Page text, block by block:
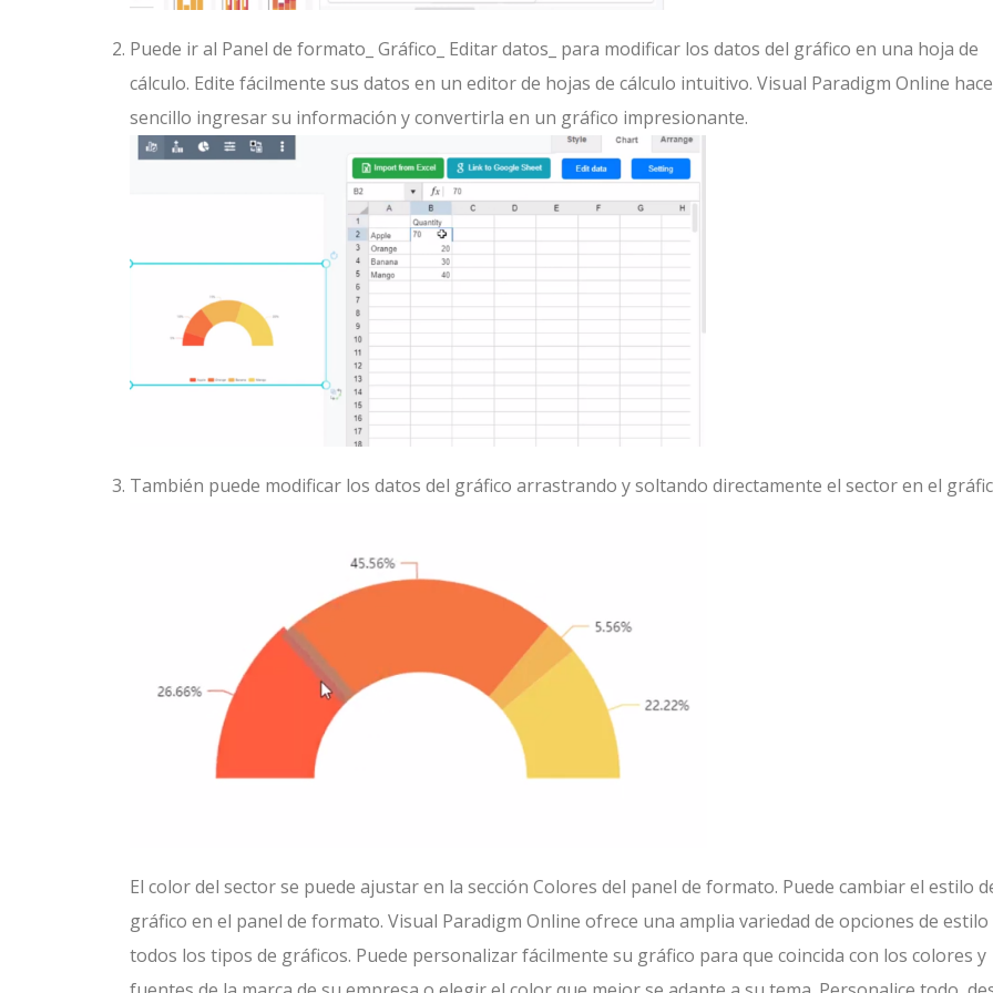
Puede ir al Panel de formato_ Gráfico_ Editar datos_ para modificar los datos del gráfico en una hoja de
cálculo. Edite fácilmente sus datos en un editor de hojas de cálculo intuitivo. Visual Paradigm Online hace
sencillo ingresar su información y convertirla en un gráfico impresionante.
También puede modificar los datos del gráfico arrastrando y soltando directamente el sector en el
El color del sector se puede ajustar en la sección Colores del panel de formato. Puede cambiar el estilo
gráfico en el panel de formato. Visual Paradigm Online ofrece una amplia variedad de opciones de
todos los tipos de gráficos. Puede personalizar fácilmente su gráfico para que coincida con los colores y